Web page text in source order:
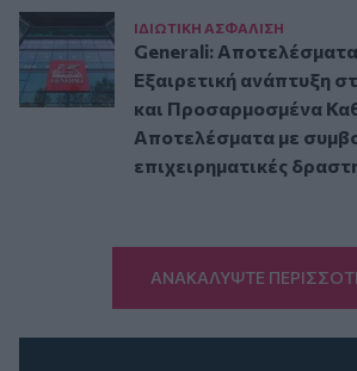
ΙΔΙΩΤΙΚΗ ΑΣΦAΛΙΣΗ
Generali:
Εξαιρετική ανάπτυξη
και Προσαρμοσμένα
Αποτελέσματα με
επιχειρηματικές
ΑΝΑΚΑΛΥΨΤΕ